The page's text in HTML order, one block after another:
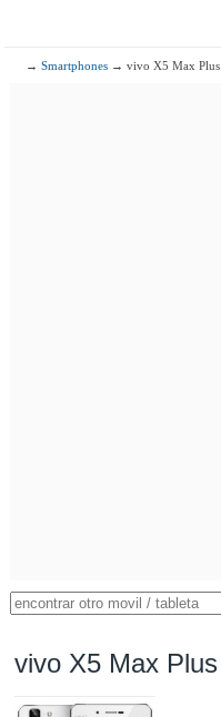
→Smartphones → vivo X5 Max Plus
vivo X5 Max Plus